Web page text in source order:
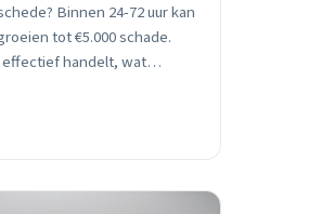
Binnen 24-72 uur kan
tot €5.000 schade.
handelt, wat